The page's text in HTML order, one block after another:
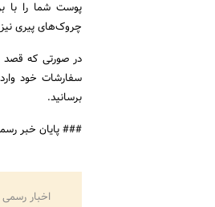
پوست شما را با
چروک‌های پیری
در صورتی که قصد
سفارشات خود
برسانید.
### پایان خبر
اخبار